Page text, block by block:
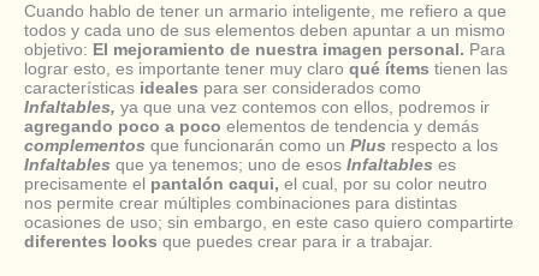
Cuando hablo de tener un armario inteligente, me refiero a que
todos y cada uno de sus elementos deben apuntar a un mismo
objetivo: El mejoramiento de nuestra imagen personal. Para
lograr esto, es importante tener muy claro qué ítems tienen las
características ideales para ser considerados como
Infaltables, ya que una vez contemos con ellos, podremos ir
agregando poco a poco elementos de tendencia y demás
complementos que funcionarán como un Plus respecto a los
Infaltables que ya tenemos; uno de esos Infaltables es
precisamente el pantalón caqui, el cual, por su color neutro
nos permite crear múltiples combinaciones para distintas
ocasiones de uso; sin embargo, en este caso quiero compartirte
diferentes looks que puedes crear para ir a trabajar.